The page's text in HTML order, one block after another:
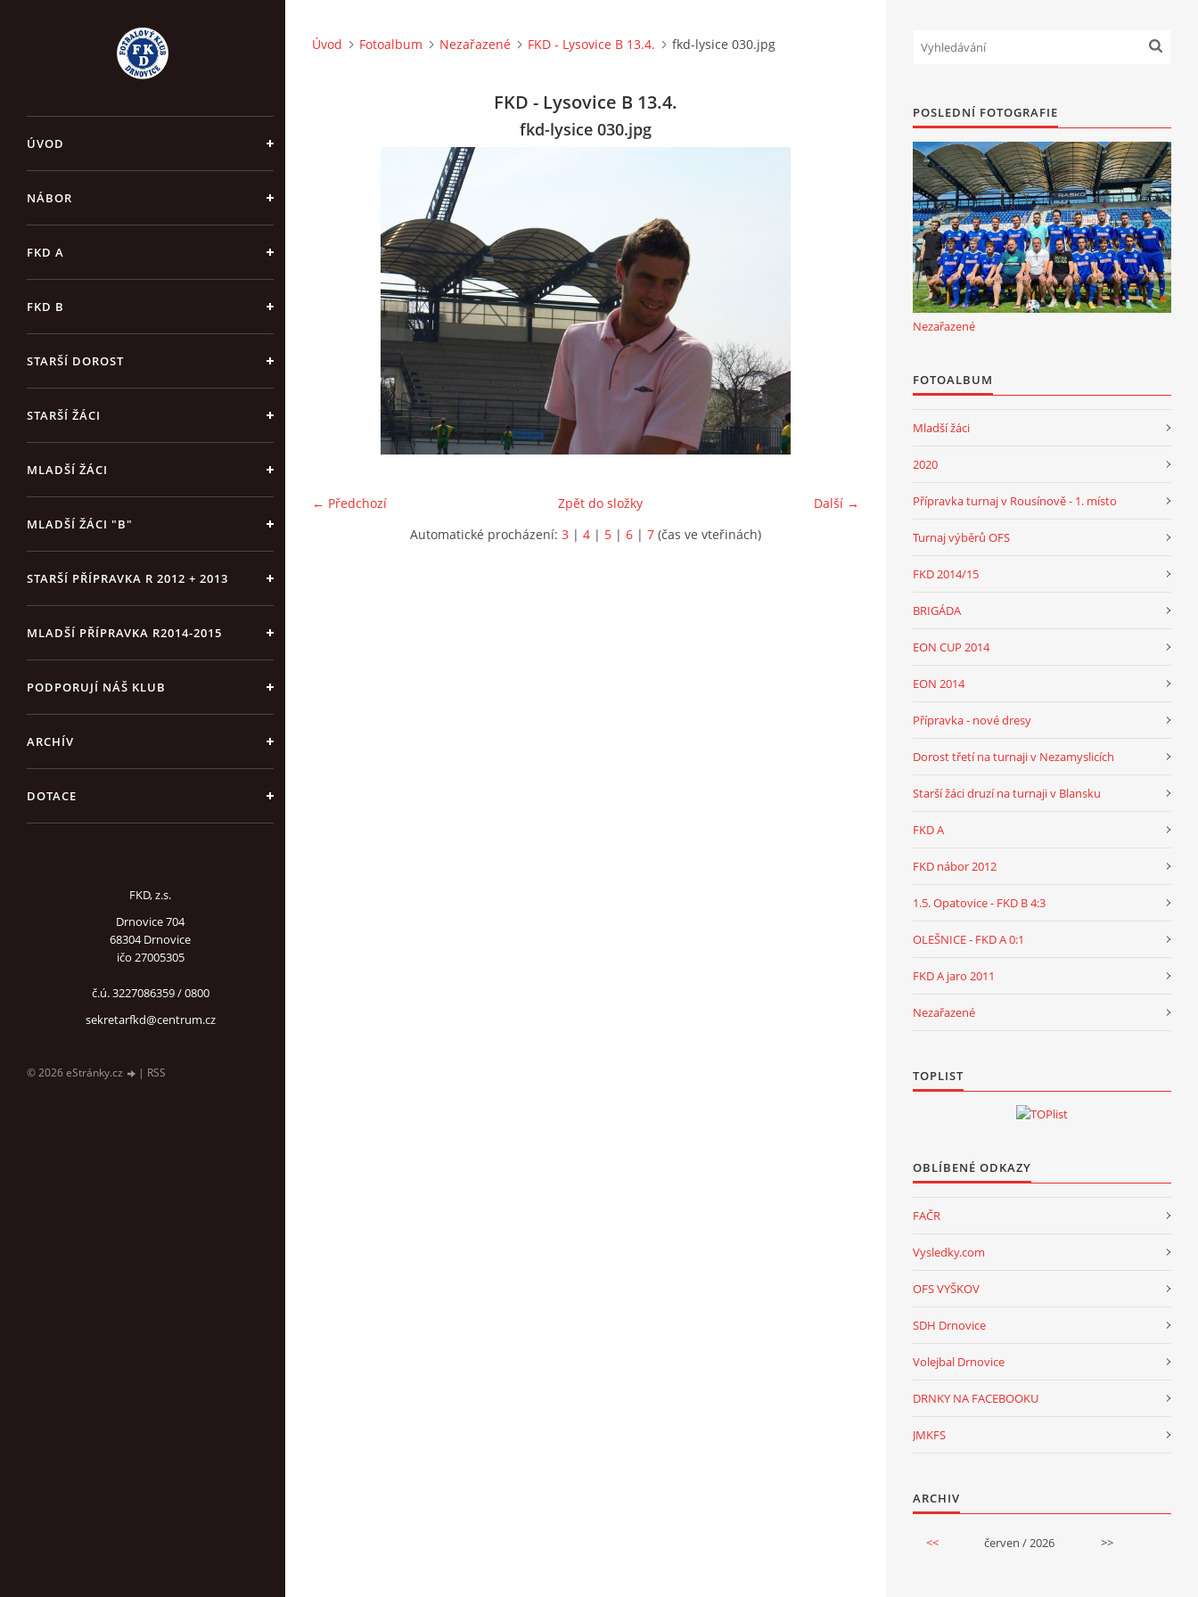
ÚVOD
NÁBOR
FKD A
FKD B
STARŠÍ DOROST
STARŠÍ ŽÁCI
MLADŠÍ ŽÁCI
MLADŠÍ ŽÁCI "B"
STARŠÍ PŘÍPRAVKA R 2012 + 2013
MLADŠÍ PŘÍPRAVKA R2014-2015
PODPORUJÍ NÁŠ KLUB
ARCHÍV
DOTACE
FKD, z.s.
Drnovice 704
68304 Drnovice
ičo 27005305
č.ú. 3227086359 / 0800
sekretarfkd@centrum.cz
© 2026 eStránky.cz | RSS
Úvod Fotoalbum Nezařazené FKD - Lysovice B 13.4. fkd-lysice 030.jpg
FKD - Lysovice B 13.4.
fkd-lysice 030.jpg
← Předchozí Další →
Zpět do složky
Automatické procházení: 3 | 4 | 5 | 6 | 7 (čas ve vteřinách)
POSLEDNÍ FOTOGRAFIE
Nezařazené
FOTOALBUM
Mladší žáci
2020
Přípravka turnaj v Rousínově - 1. místo
Turnaj výběrů OFS
FKD 2014/15
BRIGÁDA
EON CUP 2014
EON 2014
Přípravka - nové dresy
Dorost třetí na turnaji v Nezamyslicích
Starší žáci druzí na turnaji v Blansku
FKD A
FKD nábor 2012
1.5. Opatovice - FKD B 4:3
OLEŠNICE - FKD A 0:1
FKD A jaro 2011
Nezařazené
TOPLIST
OBLÍBENÉ ODKAZY
FAČR
Vysledky.com
OFS VYŠKOV
SDH Drnovice
Volejbal Drnovice
DRNKY NA FACEBOOKU
JMKFS
ARCHIV
<< červen / 2026 >>